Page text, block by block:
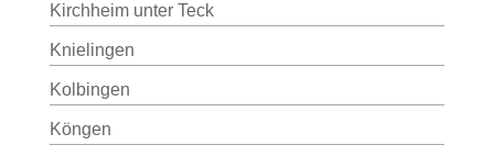
Kirchheim unter Teck
Knielingen
Kolbingen
Köngen